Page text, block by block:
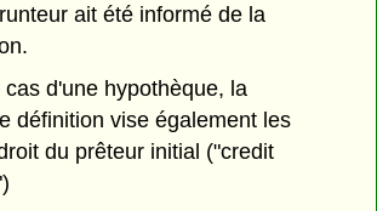
ait été informé de la
cas d'une hypothèque, la
définition vise également les
du prêteur initial ("credit